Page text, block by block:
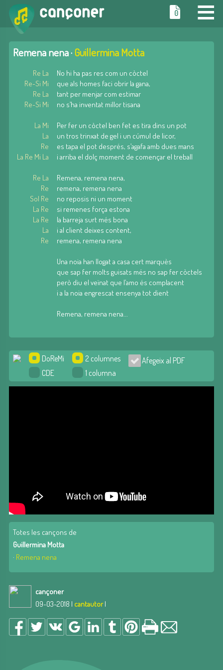
≡
0
Remena nena ·Guillermina Motta
Re La
Re-Si Mi
Re La
Re-Si Mi
La Mi
La
Re
La Re Mi La
Re La
Re
Sol Re
La Re
La Re
La
Re
No hi ha pas res com un còctel
que als homes faci obrir la gana,
tant per menjar com estimar
no s’ha inventat millor tisana
Per fer un còctel ben fet es tira dins un pot
un tros trinxat de gel i un cúmul de licor,
es tapa el pot després, s’agafa amb dues mans
i arriba el dolç moment de començar el treball
Remena, remena nena,
remena, remena nena
no reposis ni un moment
si remenes força estona
la barreja surt més bona
i al client deixes content,
remena, remena nena
Una noia han llogat a casa cert marquès
que sap fer molts guisats més no sap fer còctels
però diu el veïnat que l’amo és complacent
i a la noia engrescat ensenya tot dient
Remena, remena nena...
DoReMi
CDE
2 columnes
1 columna
Afegeix al PDF
Totes les cançons de
Guillermina Motta
· Remena nena
cançoner
09-03-2018 | cantautor|